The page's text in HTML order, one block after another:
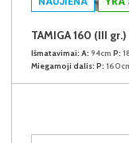
TAMIGA 160 (III
Išmatavimai: A: 94cm P:
Miegamoji dalis: P: